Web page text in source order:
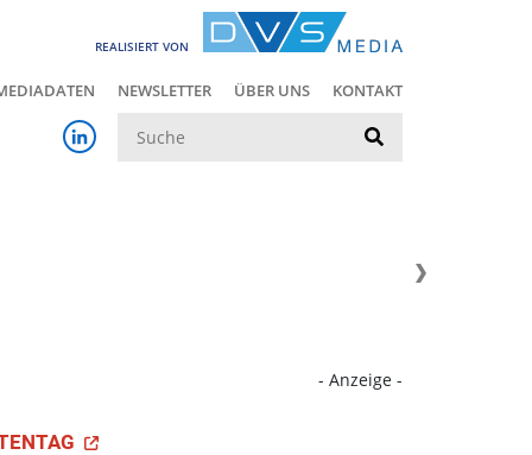
REALISIERT VON
NEWSLETTER ÜBER UNS KONTAKT
- Anzeige -